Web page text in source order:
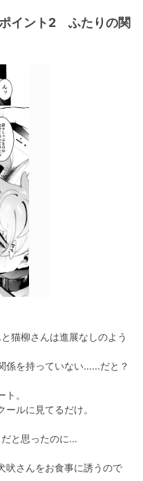
ポイント2 ふたりの関
猫柳さんは進展なしのよう
係を持っていない……だと？
。
ルに見てるだけ。
と思ったのに…
吠さんをお食事に誘うので